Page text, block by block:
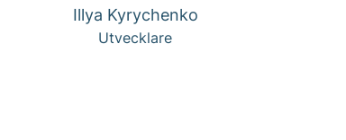
Illya Kyrychenko
Utvecklare